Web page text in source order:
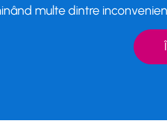
multe dintre